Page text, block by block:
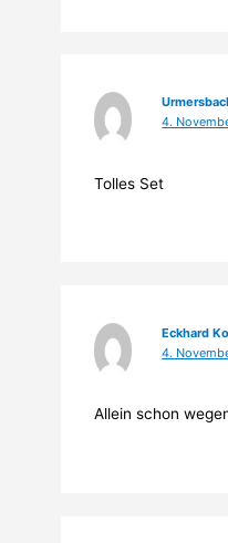
4.
Tolles Set
Eckhard
4.
Allein schon